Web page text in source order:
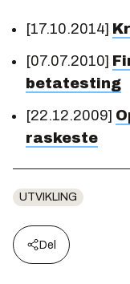
[17.10.2014]
[07.07.2010]
betatesting
[22.12.2009]
raskeste
UTVIKLING
Del